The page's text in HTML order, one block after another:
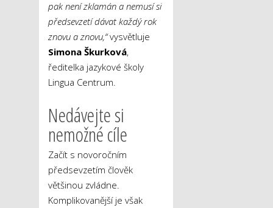
pak není zklamán a nemusí si
předsevzetí dávat každý rok
znovu a znovu,“vysvětluje
Simona Škurková,
ředitelka jazykové školy
Lingua Centrum.
Nedávejte si
nemožné cíle
Začít s novoročním
předsevzetím člověk
většinou zvládne.
Komplikovanější je však